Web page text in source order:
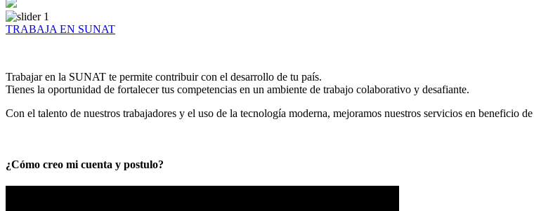
TRABAJA EN SUNAT
Trabajar en la SUNAT te permite contribuir con el desarrollo de tu país.
Tienes la oportunidad de fortalecer tus competencias en un ambiente de trabajo colaborativo y desafiante.
Con el talento de nuestros trabajadores y el uso de la tecnología moderna, mejoramos nuestros servicios en beneficio
¿Cómo creo mi cuenta y postulo?